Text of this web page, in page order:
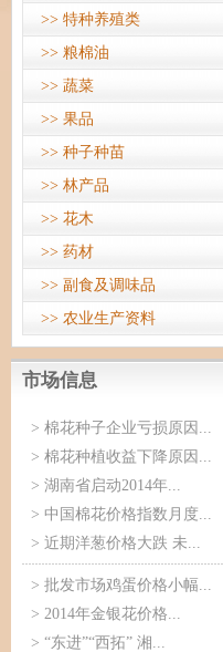
>> 特种养殖类
>> 粮棉油
>> 蔬菜
>> 果品
>> 种子种苗
>> 林产品
>> 花木
>> 药材
>> 副食及调味品
>> 农业生产资料
市场信息
> 棉花种子企业亏损原因...
> 棉花种植收益下降原因...
> 湖南省启动2014年...
> 中国棉花价格指数月度...
> 近期洋葱价格大跌 未...
> 批发市场鸡蛋价格小幅...
> 2014年金银花价格...
> “东进”“西拓” 湘...